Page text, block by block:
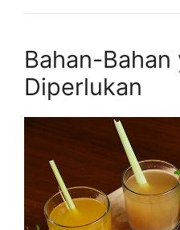
Bahan-Bahan
Diperlukan